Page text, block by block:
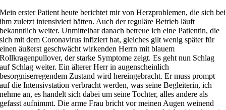
Mein erster Patient heute berichtet mir von Herzproblemen, die sich bei
ihm zuletzt intensiviert hätten. Auch der reguläre Betrieb läuft
bekanntlich weiter. Unmittelbar danach betreue ich eine Patientin, die
sich mit dem Coronavirus infiziert hat, gleiches gilt wenig später für
einen äußerst geschwächt wirkenden Herrn mit blauem
Rollkragenpullover, der starke Symptome zeigt. Es geht nun Schlag
auf Schlag weiter. Ein älterer Herr in augenscheinlich
besorgniserregendem Zustand wird hereingebracht. Er muss prompt
auf die Intensivstation verbracht werden, was seine Begleiterin, ich
nehme an, es handelt sich dabei um seine Tochter, alles andere als
gefasst aufnimmt. Die arme Frau bricht vor meinen Augen weinend